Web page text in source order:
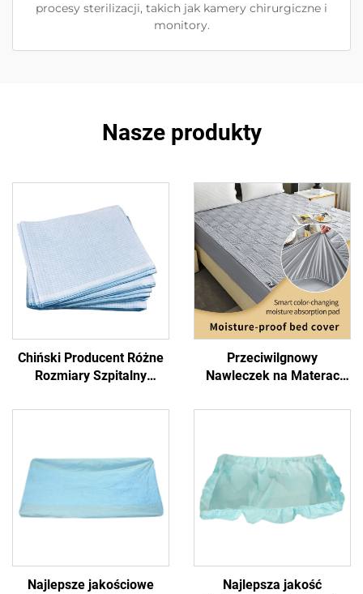
procesy sterilizacji, takich jak kamery chirurgiczne i
monitory.
Nasze produkty
Chiński Producent Różne
Rozmiary Szpitalny
Łóżko
Przeciwilgnowy
Nawleczek na Materac
Przypominanie Koloru
Najlepsze jakościowe
Najlepsza jakość